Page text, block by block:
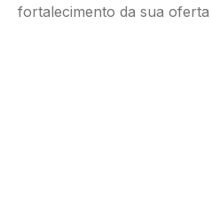
fortalecimento da sua